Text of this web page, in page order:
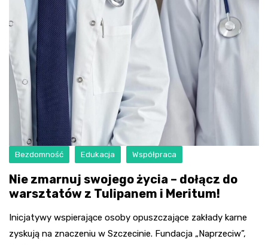
Bezdomność Edukacja Współpraca
Nie zmarnuj swojego życia – dołącz do
warsztatów z Tulipanem i Meritum!
Inicjatywy wspierające osoby opuszczające zakłady karne
zyskują na znaczeniu w Szczecinie. Fundacja „Naprzeciw”,